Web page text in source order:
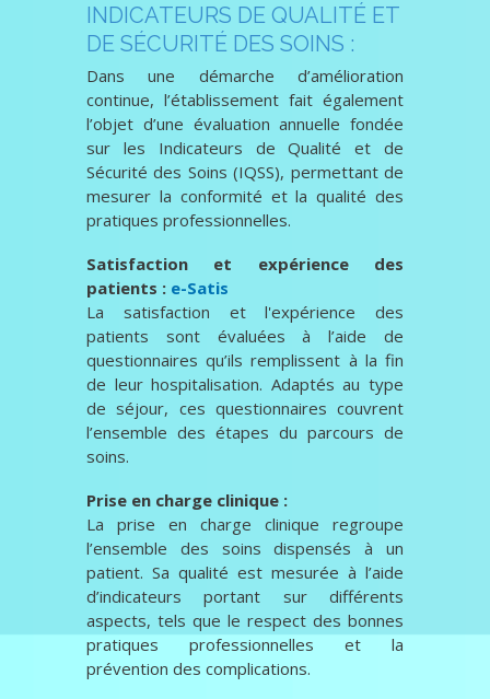
INDICATEURS DE QUALITÉ ET
DE SÉCURITÉ DES SOINS :
Dans une démarche d’amélioration
continue, l’établissement fait également
l’objet d’une évaluation annuelle fondée
sur les Indicateurs de Qualité et de
Sécurité des Soins (IQSS), permettant de
mesurer la conformité et la qualité des
pratiques professionnelles.
Satisfaction et expérience des
patients : e-Satis
La satisfaction et l'expérience des
patients sont évaluées à l’aide de
questionnaires qu’ils remplissent à la fin
de leur hospitalisation. Adaptés au type
de séjour, ces questionnaires couvrent
l’ensemble des étapes du parcours de
soins.
Prise en charge clinique :
La prise en charge clinique regroupe
l’ensemble des soins dispensés à un
patient. Sa qualité est mesurée à l’aide
d’indicateurs portant sur différents
aspects, tels que le respect des bonnes
pratiques professionnelles et la
prévention des complications.